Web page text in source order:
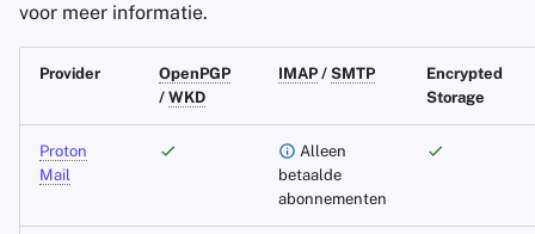
E-mail encryptie
Beëindiging van account
Office Suites
Wachtwoord managers
Pastebins
voor meer informatie.
Provider
OpenPGP
/WKD
IMAP /SMTP
Encrypted
Storage
Proton
Mail
Alleen
betaalde
abonnementen